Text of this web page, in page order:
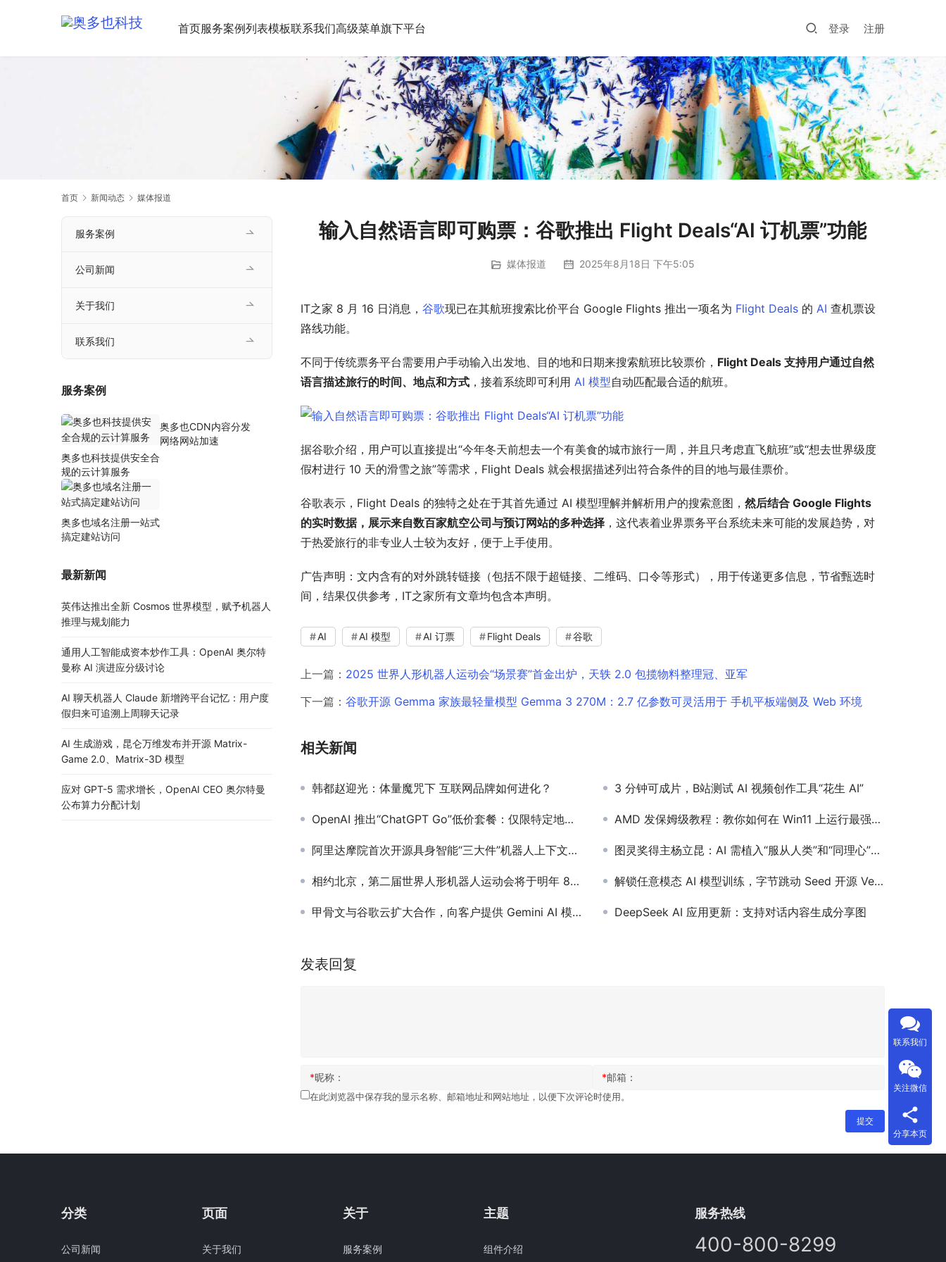
首页服务案例列表模板联系我们高级菜单旗下平台 登录 注册
首页 新闻动态 媒体报道
输入自然语言即可购票：谷歌推出 Flight Deals“AI 订机票”功能
媒体报道 2025年8月18日 下午5:05
IT之家 8 月 16 日消息， 谷歌现已在其航班搜索比价平台 Google Flights 推出一项名为 Flight Deals 的 AI 查机票设
路线功能。
不同于传统票务平台需要用户手动输入出发地、目的地和日期来搜索航班比较票价， Flight Deals 支持用户通过自然
语言描述旅行的时间、地点和方式 ，接着系统即可利用 AI 模型自动匹配最合适的航班。
据谷歌介绍，用户可以直接提出“今年冬天前想去一个有美食的城市旅行一周，并且只考虑直飞航班”或“想去世界级度
假村进行 10 天的滑雪之旅”等需求，Flight Deals 就会根据描述列出符合条件的目的地与最佳票价。
谷歌表示，Flight Deals 的独特之处在于其首先通过 AI 模型理解并解析用户的搜索意图， 然后结合 Google Flights
的实时数据，展示来自数百家航空公司与预订网站的多种选择 ，这代表着业界票务平台系统未来可能的发展趋势，对
于热爱旅行的非专业人士较为友好，便于上手使用。
广告声明：文内含有的对外跳转链接（包括不限于超链接、二维码、口令等形式），用于传递更多信息，节省甄选时
间，结果仅供参考，IT之家所有文章均包含本声明。
AI AI 模型 AI 订票 Flight Deals 谷歌
上一篇： 2025 世界人形机器人运动会“场景赛”首金出炉，天轶 2.0 包揽物料整理冠、亚军
下一篇： 谷歌开源 Gemma 家族最轻量模型 Gemma 3 270M：2.7 亿参数可灵活用于 手机平板端侧及 Web 环境
相关新闻
韩都赵迎光：体量魔咒下 互联网品牌如何进化？ 3 分钟可成片，B站测试 AI 视频创作工具“花生 AI”
OpenAI 推出“ChatGPT Go”低价套餐：仅限特定地区，每月 399 印度卢比 AMD 发保姆级教程：教你如何在 Win11 上运行最强文生图 AI 工具 ComfyUI
阿里达摩院首次开源具身智能“三大件”机器人上下文协议 图灵奖得主杨立昆：AI 需植入“服从人类”和“同理心”指令，以防伤害人类
相约北京，第二届世界人形机器人运动会将于明年 8 月举办 解锁任意模态 AI 模型训练，字节跳动 Seed 开源 VeOmni 框架
甲骨文与谷歌云扩大合作，向客户提供 Gemini AI 模型服务 DeepSeek AI 应用更新：支持对话内容生成分享图
发表回复
*昵称： *邮箱：
在此浏览器中保存我的显示名称、邮箱地址和网站地址，以便下次评论时使用。
提交
服务案例
公司新闻
关于我们
联系我们
服务案例
奥多也科技提供安全合
规的云计算服务
奥多也CDN内容分发
网络网站加速
奥多也域名注册一站式
搞定建站访问
最新新闻
英伟达推出全新 Cosmos 世界模型，赋予机器人
推理与规划能力
通用人工智能成资本炒作工具：OpenAI 奥尔特
曼称 AI 演进应分级讨论
AI 聊天机器人 Claude 新增跨平台记忆：用户度
假归来可追溯上周聊天记录
AI 生成游戏，昆仑万维发布并开源 Matrix-
Game 2.0、Matrix-3D 模型
应对 GPT-5 需求增长，OpenAI CEO 奥尔特曼
公布算力分配计划
分类
公司新闻
页面
关于我们
关于
服务案例
主题
组件介绍
服务热线
400-800-8299
联系我们
关注微信
分享本页